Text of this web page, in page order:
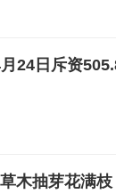
24日斥资
木抽芽花满